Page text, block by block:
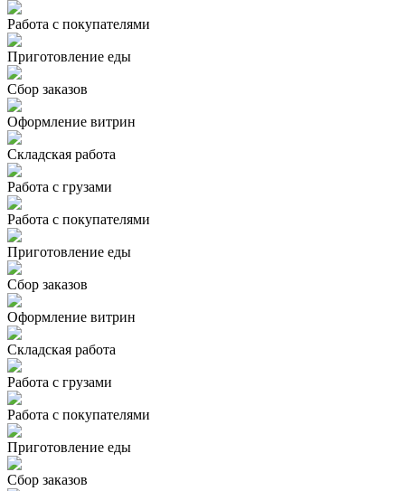
Работа с покупателями
Приготовление еды
Сбор заказов
Оформление витрин
Складская работа
Работа с грузами
Работа с покупателями
Приготовление еды
Сбор заказов
Оформление витрин
Складская работа
Работа с грузами
Работа с покупателями
Приготовление еды
Сбор заказов